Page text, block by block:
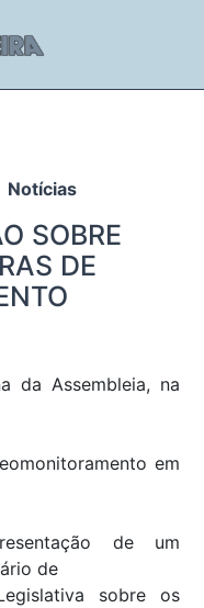
Notícias
SOBRE
DE
da Assembleia, na
em
de um
de
sobre os